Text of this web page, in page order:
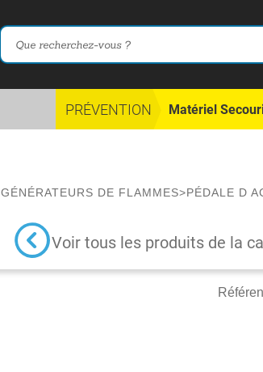
PRÉVENTION Matériel
GÉNÉRATEURS DE FLAMMES>PÉDALE D
Voir tous les produits de la